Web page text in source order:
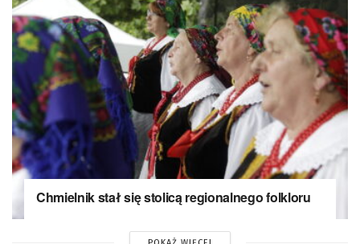
Chmielnik stał się stolicą regionalnego folkloru